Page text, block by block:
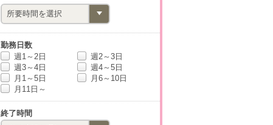
勤務日数
週1～2日
週2～3日
週3～4日
週4～5日
月1～5日
月6～10日
月11日～
終了時間